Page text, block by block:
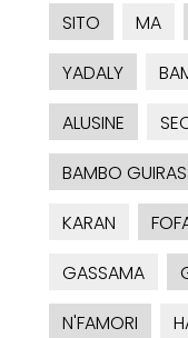
SITO
MA
YADALY
ALUSINE
BAMBO
KARAN
GASSAMA
N'FAMORI